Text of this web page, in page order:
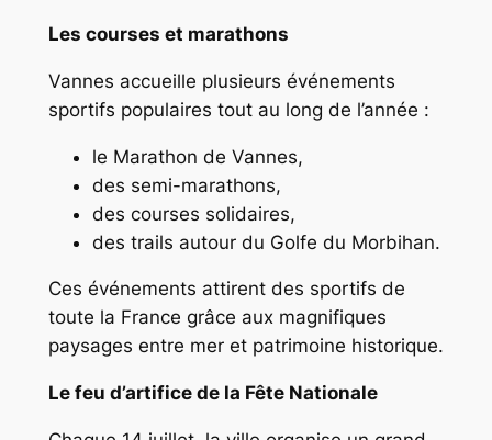
Les courses et marathons
Vannes accueille plusieurs événements
sportifs populaires tout au long de l’année :
le Marathon de Vannes,
des semi-marathons,
des courses solidaires,
des trails autour du Golfe du Morbihan.
Ces événements attirent des sportifs de
toute la France grâce aux magnifiques
paysages entre mer et patrimoine historique.
Le feu d’artifice de la Fête Nationale